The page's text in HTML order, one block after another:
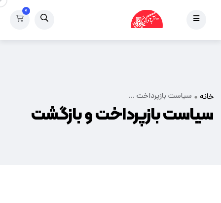
۰
خانه سیاست بازپرداخت ...
سیاست بازپرداخت و بازگشت